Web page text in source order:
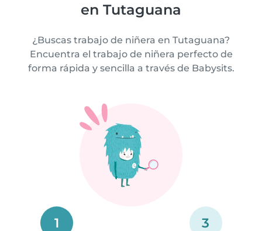
en Tutaguana
¿Buscas trabajo de niñera en Tutaguana?
Encuentra el trabajo de niñera perfecto de
forma rápida y sencilla a través de Babysits.
1 3